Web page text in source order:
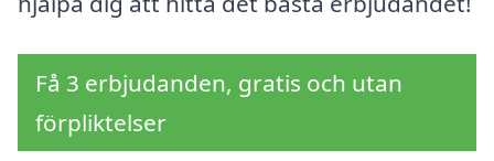
Få 3 erbjudanden, gratis och utan
förpliktelser